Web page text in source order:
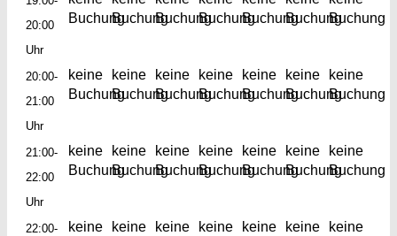
20:00
Uhr
BuchungBuchungBuchungBuchungBuchungBuchungBuchung
20:00-
21:00
Uhr
keine
Buchung
keine
Buchung
keine
Buchung
keine
Buchung
keine
Buchung
keine
Buchung
keine
Buchung
21:00-
22:00
Uhr
keine
Buchung
keine
Buchung
keine
Buchung
keine
Buchung
keine
Buchung
keine
Buchung
keine
Buchung
22:00-
keine
keine
keine
keine
keine
keine
keine